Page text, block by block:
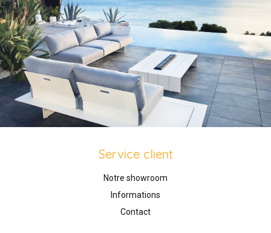
Service client
Notre showroom
Informations
Contact